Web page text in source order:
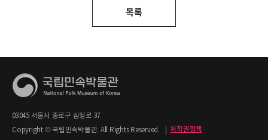
목록
03045 서울시 종로구 삼청로 37
Copyright © 국립민속박물관. All Rights Reserved.
저작권정책